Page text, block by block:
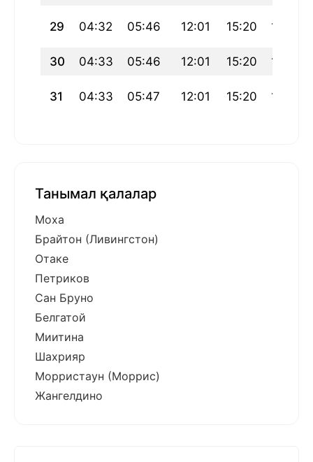
29 04:32 05:46 12:01 15:20 18:17
30 04:33 05:46 12:01 15:20 18:16
31 04:33 05:47 12:01 15:20 18:15
Танымал қалалар
Моха
Брайтон (Ливингстон)
Отаке
Петриков
Сан Бруно
Белгатой
Миитина
Шахрияр
Морристаун (Моррис)
Жангелдино